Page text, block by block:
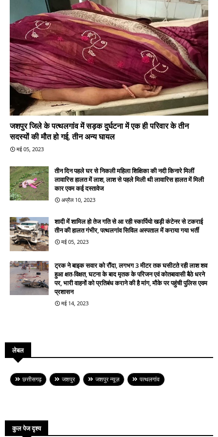
जशपुर जिले के पत्थलगांव में सड़क दुर्घटना में एक ही परिवार के तीन
सदस्यों की मौत हो गई, तीन अन्य घायल
मई 05, 2023
तीन दिन पहले घर से निकली महिला शिक्षिका की नदी किनारे मिलीं
लावारिस हालत में लाश, लाश से पहले मिली थी लावारिस हालत में मिली
कार एवम कई दस्तावेज
अप्रैल 10, 2023
शादी में शामिल हो तेज गति से आ रही स्कार्पियो खड़ी कंटेनर से टकराई
तीन की हालत गंभीर, पत्थलगांव सिविल अस्पताल में कराया गया भर्ती
मई 05, 2023
ट्रक ने बाइक सवार को रौंदा, लगभग 3 मीटर तक घसीटते रही लाश शव
हुआ क्षत-विक्षत, घटना के बाद मृतक के परिजन एवं कोतबावासी बैठे धरने
पर, भारी वाहनों को प्रतिबंध कराने की है मांग, मौके पर पहुंची पुलिस एवम
प्रशासन
मई 14, 2023
लेबल
छत्तीसगढ़ जशपुर जशपुर न्यूज़ पत्थलगांव
कुल पेज दृश्य